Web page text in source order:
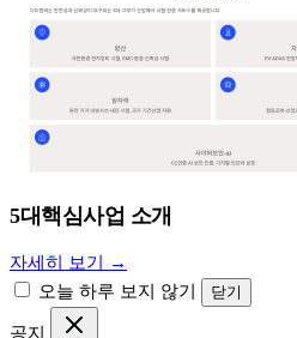
5대핵심사업 소개
자세히 보기 →
오늘 하루 보지 않기
닫기
공지